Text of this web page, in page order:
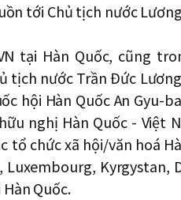
tới Chủ tịch nước
tại Hàn Quốc, cũng
tịch nước Trần Đức
hội Hàn Quốc An Gyu-
nghị Hàn Quốc - Việt
tổ chức xã hội/văn hoá
Luxembourg, Kyrgystan,
Quốc.